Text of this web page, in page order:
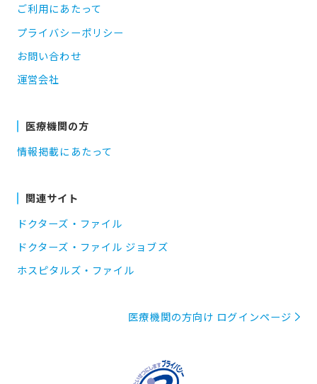
ご利用にあたって
プライバシーポリシー
お問い合わせ
運営会社
医療機関の方
情報掲載にあたって
関連サイト
ドクターズ・ファイル
ドクターズ・ファイル ジョブズ
ホスピタルズ・ファイル
医療機関の方向け ログインページ